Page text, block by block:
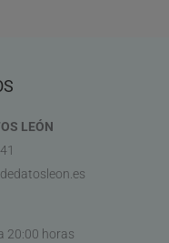
LEÓN
20:00 horas